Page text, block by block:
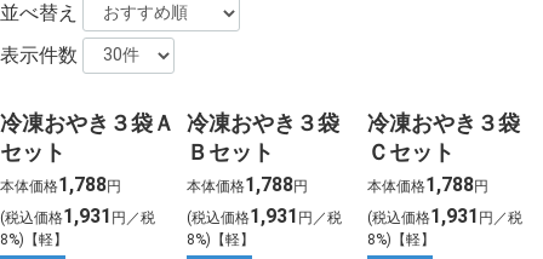
並べ替え
表示件数
冷凍おやき３袋Ａ
セット
本体価格1,788円
(税込価格1,931 円／税
8%)【軽】
冷凍おやき３袋
Ｂセット
本体価格1,788円
(税込価格1,931 円／税
8%)【軽】
冷凍おやき３袋
Ｃセット
本体価格1,788円
(税込価格1,931 円／税
8%)【軽】